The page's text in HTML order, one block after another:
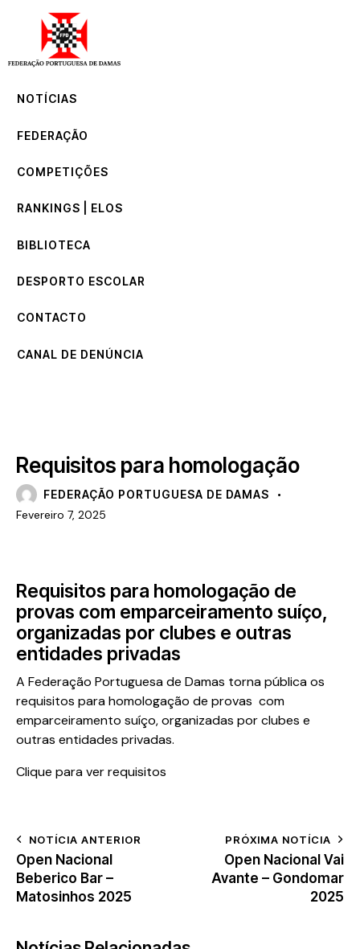
NOTÍCIAS
FEDERAÇÃO
COMPETIÇÕES
RANKINGS | ELOS
BIBLIOTECA
DESPORTO ESCOLAR
CONTACTO
CANAL DE DENÚNCIA
Requisitos para homologação
FEDERAÇÃO PORTUGUESA DE DAMAS
Fevereiro 7, 2025
Requisitos para homologação de
provas com emparceiramento suíço,
organizadas por clubes e outras
entidades privadas
A Federação Portuguesa de Damas torna pública os
requisitos para homologação de provas com
emparceiramento suíço, organizadas por clubes e
outras entidades privadas.
Clique para ver requisitos
NOTÍCIA ANTERIOR
Open Nacional
Beberico Bar –
Matosinhos 2025
PRÓXIMA NOTÍCIA
Open Nacional Vai
Avante – Gondomar
2025